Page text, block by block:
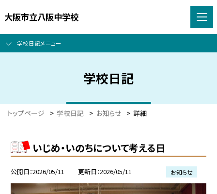
大阪市立八阪中学校
学校日記メニュー
学校日記
トップページ > 学校日記 > お知らせ > 詳細
いじめ・いのちについて考える日
公開日 2026/05/11 更新日 2026/05/11 お知らせ